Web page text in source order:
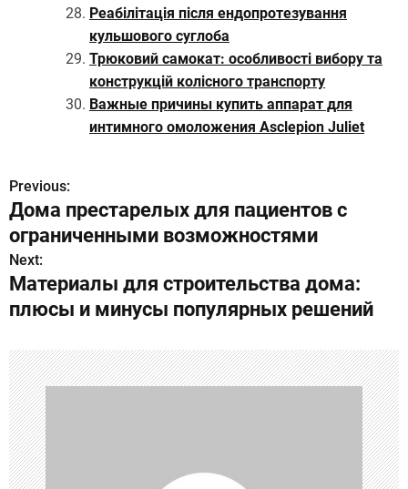
Реабілітація після ендопротезування
кульшового суглоба
Трюковий самокат: особливості вибору та
конструкцій колісного транспорту
Важные причины купить аппарат для
интимного омоложения Asclepion Juliet
Н
а
в
и
а
ц
и
я
Previous:
Дома престарелых для пациентов с
ограниченными возможностями
Next:
Материалы для строительства дома:
плюсы и минусы популярных решений